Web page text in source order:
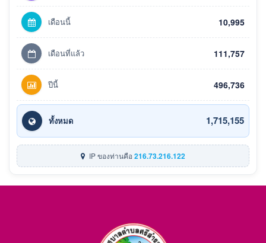
เดือนนี้ 10,995
เดือนที่แล้ว 111,757
ปีนี้ 496,736
ทั้งหมด 1,715,155
IP ของท่านคือ216.73.216.122